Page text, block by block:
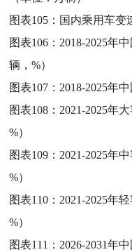
图表105： 国内乘用车变
图表106： 2018-2025年
辆，%）
图表107： 2018-2025年
图表108： 2021-2025年
%）
图表109： 2021-2025年
%）
图表110： 2021-2025年
%）
图表111： 2026-2031年